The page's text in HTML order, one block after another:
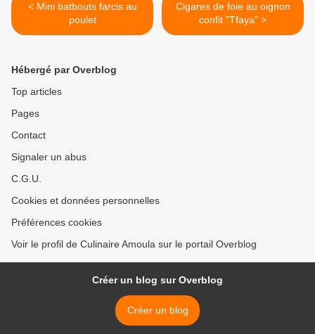
< Mini batbouts farcis au
poulet
Cigares de foie au oignon
confit "Tfaya" >
Hébergé par Overblog
Top articles
Pages
Contact
Signaler un abus
C.G.U.
Cookies et données personnelles
Préférences cookies
Voir le profil de Culinaire Amoula sur le portail Overblog
Créer un blog sur Overblog
Créer un blog